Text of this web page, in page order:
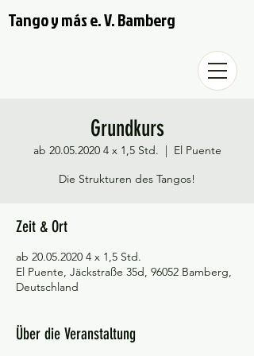
Tango y más e. V. Bamberg
Grundkurs
ab 20.05.2020 4 x 1,5 Std.
  |
El Puente
Die Strukturen des Tangos!
Zeit & Ort
ab 20.05.2020 4 x 1,5 Std.
El Puente, Jäckstraße 35d, 96052 Bamberg,
Deutschland
Über die Veranstaltung